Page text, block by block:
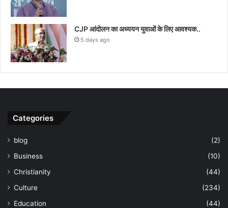
CJP आंदोलन का अध्ययन युवाओं के लिए आवश्यक..
5 days ago
Categories
blog
(2)
Business
(10)
Christianity
(44)
Culture
(234)
Education
(44)